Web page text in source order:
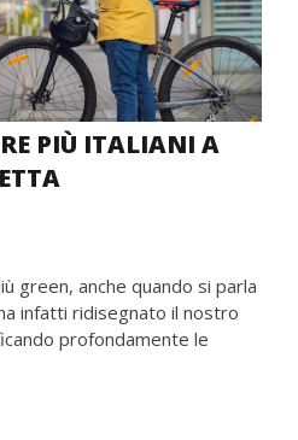
PIÙ ITALIANI A
green, anche quando si parla
infatti ridisegnato il nostro
profondamente le